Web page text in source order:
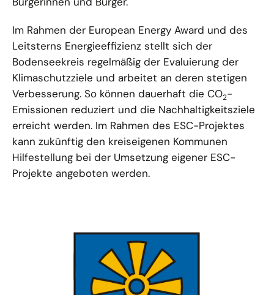
Im Rahmen der European Energy Award und des
Leitsterns Energieeffizienz stellt sich der
Bodenseekreis regelmäßig der Evaluierung der
Klimaschutzziele und arbeitet an deren stetigen
Verbesserung. So können dauerhaft die CO2-
Emissionen reduziert und die Nachhaltigkeitsziele
erreicht werden. Im Rahmen des ESC-Projektes
kann zukünftig den kreiseigenen Kommunen
Hilfestellung bei der Umsetzung eigener ESC-
Projekte angeboten werden.